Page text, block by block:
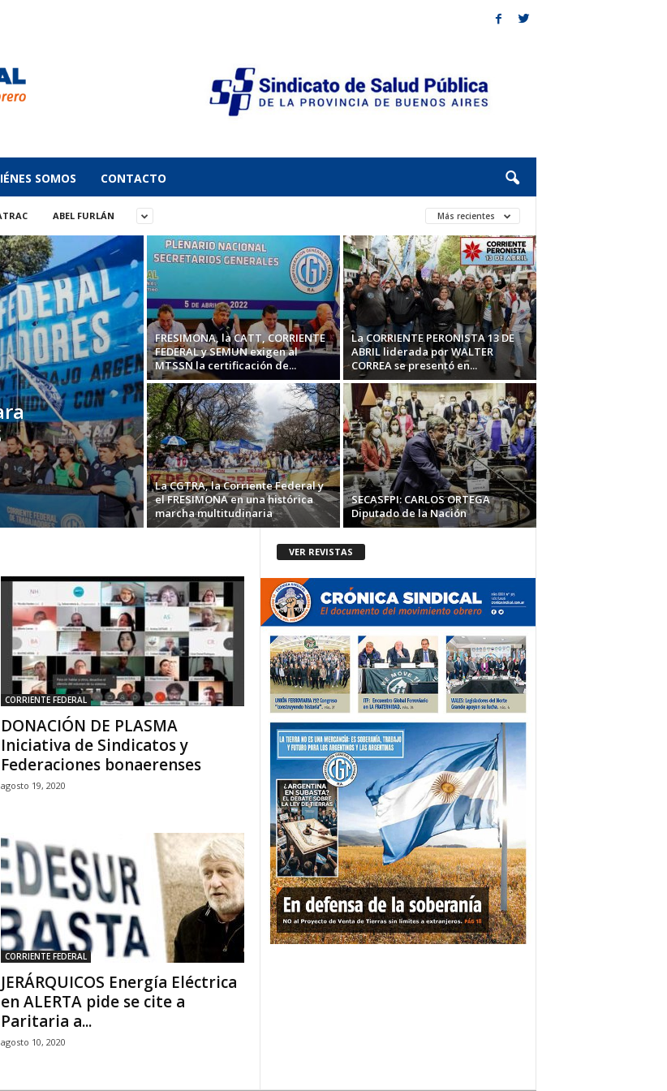
SOMOS CONTACTO
ABEL FURLÁN Más recientes
FRESIMONA, la CATT, CORRIENTE
FEDERAL y SEMUN exigen al
MTSSN la certificación de...
La CORRIENTE PERONISTA 13 DE
ABRIL liderada por WALTER
CORREA se presentó en...
La CGTRA, la Corriente Federal y
el FRESIMONA en una histórica
marcha multitudinaria
SECASFPI: CARLOS ORTEGA
Diputado de la Nación
CORRIENTE FEDERAL
DONACIÓN DE PLASMA
Iniciativa de Sindicatos y
Federaciones bonaerenses
agosto 19, 2020
CORRIENTE FEDERAL
JERÁRQUICOS Energía Eléctrica
en ALERTA pide se cite a
Paritaria a...
agosto 10, 2020
VER REVISTAS